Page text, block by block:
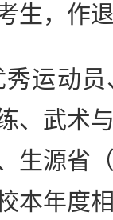
生，作
动员
、武术
生源省
本年度